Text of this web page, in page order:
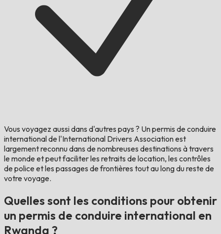
Vous voyagez aussi dans d'autres pays ? Un permis de conduire
international de l'International Drivers Association est
largement reconnu dans de nombreuses destinations à travers
le monde et peut faciliter les retraits de location, les contrôles
de police et les passages de frontières tout au long du reste de
votre voyage.
Quelles sont les conditions pour obtenir
un permis de conduire international en
Rwanda ?